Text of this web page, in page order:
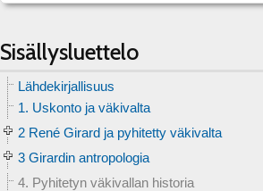
Sisällysluettelo
Lähdekirjallisuus
1. Uskonto ja väkivalta
2 René Girard ja pyhitetty väkivalta
3 Girardin antropologia
4. Pyhitetyn väkivallan historia